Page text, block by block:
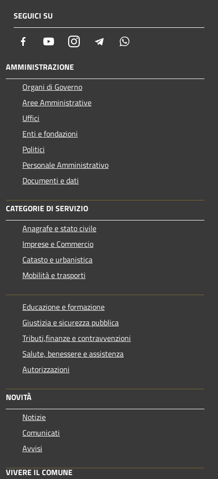
SEGUICI SU
Facebook YoutubeInstagram Telegram
AMMINISTRAZIONE
Organi di Governo
Aree Amministrative
Uffici
Enti e fondazioni
Politici
Personale Amministrativo
Documenti e dati
CATEGORIE DI SERVIZIO
Anagrafe e stato civile
Imprese e Commercio
Catasto e urbanistica
Mobilità e trasporti
Educazione e formazione
Giustizia e sicurezza pubblica
Tributi,finanze e contravvenzioni
Salute, benessere e assistenza
Autorizzazioni
NOVITÀ
Notizie
Comunicati
Avvisi
VIVERE IL COMUNE